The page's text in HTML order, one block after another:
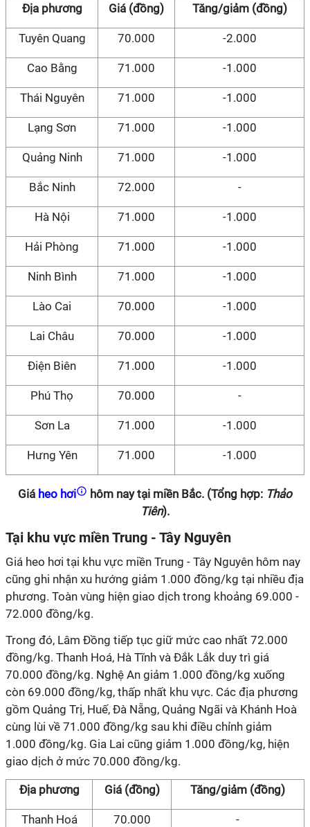
Địa phương Giá (đồng) Tăng/giảm (đồng)
Tuyên Quang 70.000 -2.000
Cao Bằng 71.000 -1.000
Thái Nguyên 71.000 -1.000
Lạng Sơn 71.000 -1.000
Quảng Ninh 71.000 -1.000
Bắc Ninh 72.000 -
Hà Nội 71.000 -1.000
Hải Phòng 71.000 -1.000
Ninh Bình 71.000 -1.000
Lào Cai 70.000 -1.000
Lai Châu 70.000 -1.000
Điện Biên 71.000 -1.000
Phú Thọ 70.000 -
Sơn La 71.000 -1.000
Hưng Yên 71.000 -1.000
Giá heo hơi hôm nay tại miền Bắc. (Tổng hợp: Thảo
Tiên).
Tại khu vực miền Trung - Tây Nguyên
Giá heo hơi tại khu vực miền Trung - Tây Nguyên hôm nay
cũng ghi nhận xu hướng giảm 1.000 đồng/kg tại nhiều địa
phương. Toàn vùng hiện giao dịch trong khoảng 69.000 -
72.000 đồng/kg.
Trong đó, Lâm Đồng tiếp tục giữ mức cao nhất 72.000
đồng/kg. Thanh Hoá, Hà Tĩnh và Đắk Lắk duy trì giá
70.000 đồng/kg. Nghệ An giảm 1.000 đồng/kg xuống
còn 69.000 đồng/kg, thấp nhất khu vực. Các địa phương
gồm Quảng Trị, Huế, Đà Nẵng, Quảng Ngãi và Khánh Hoà
cùng lùi về 71.000 đồng/kg sau khi điều chỉnh giảm
1.000 đồng/kg. Gia Lai cũng giảm 1.000 đồng/kg, hiện
giao dịch ở mức 70.000 đồng/kg.
Địa phương Giá (đồng) Tăng/giảm (đồng)
Thanh Hoá 70.000 -